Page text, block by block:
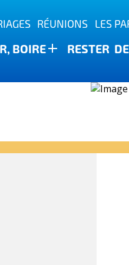
RÉUNIONS LES
BOIRE RESTER